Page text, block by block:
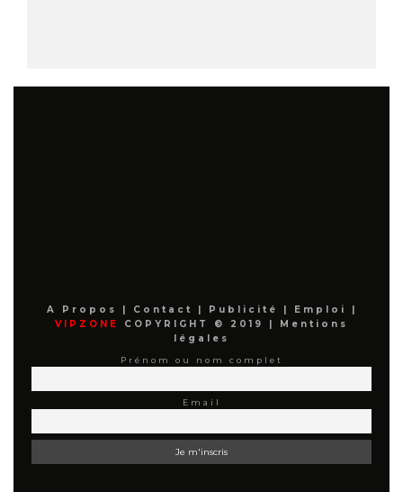
A Propos | Contact | Publicité | Emploi
|
VIPZONE
COPYRIGHT © 2019 |
Mentions
légales
Prénom ou nom complet
Email